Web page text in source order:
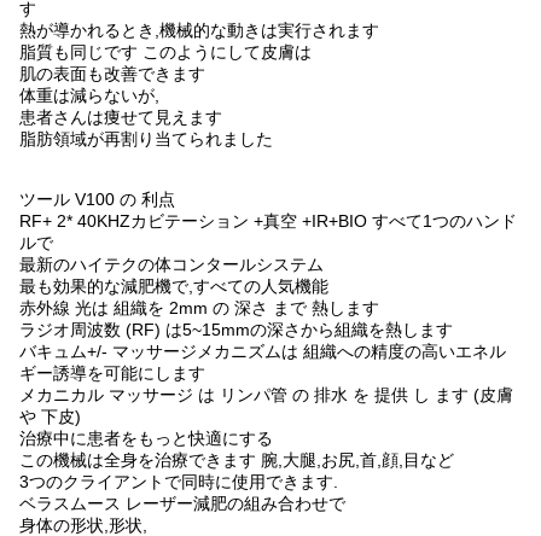
す
熱が導かれるとき,機械的な動きは実行されます
脂質も同じです このようにして皮膚は
肌の表面も改善できます
体重は減らないが,
患者さんは痩せて見えます
脂肪領域が再割り当てられました
ツール V100 の 利点
RF+ 2* 40KHZカビテーション +真空 +IR+BIO すべて1つのハンド
ルで
最新のハイテクの体コンタールシステム
最も効果的な減肥機で,すべての人気機能
赤外線 光は 組織を 2mm の 深さ まで 熱します
ラジオ周波数 (RF) は5~15mmの深さから組織を熱します
バキュム+/- マッサージメカニズムは 組織への精度の高いエネル
ギー誘導を可能にします
メカニカル マッサージ は リンパ管 の 排水 を 提供 し ます (皮膚
や 下皮)
治療中に患者をもっと快適にする
この機械は全身を治療できます 腕,大腿,お尻,首,顔,目など
3つのクライアントで同時に使用できます.
ベラスムース レーザー減肥の組み合わせで
身体の形状,形状,